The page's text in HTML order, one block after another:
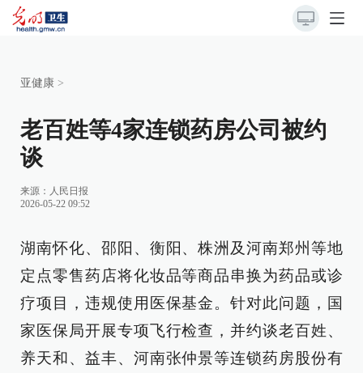
亚健康 >
老百姓等4家连锁药房公司被约
谈
来源： 人民日报
2026-05-22 09:52
湖南怀化、邵阳、衡阳、株洲及河南郑州等地
定点零售药店将化妆品等商品串换为药品或诊
疗项目，违规使用医保基金。针对此问题，国
家医保局开展专项飞行检查，并约谈老百姓、
养天和、益丰、河南张仲景等连锁药房股份有